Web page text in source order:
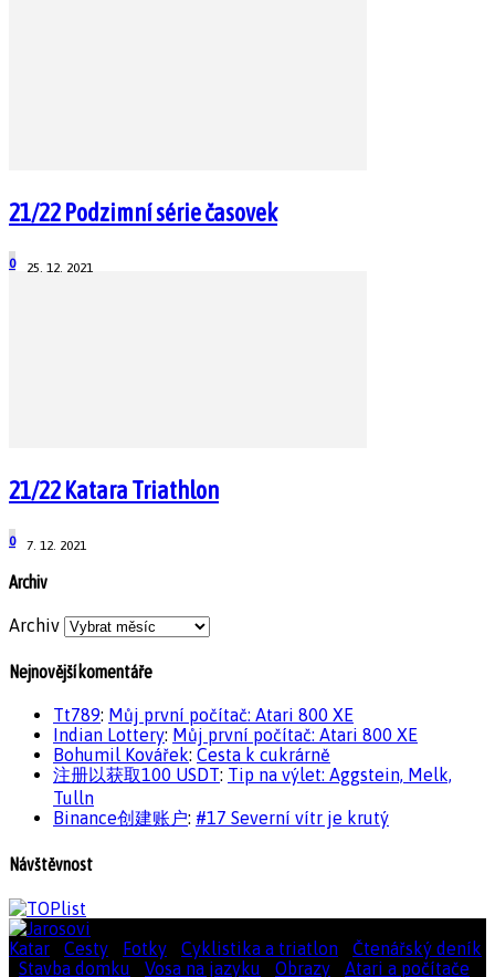
21/22 Podzimní série časovek
25. 12. 2021
0
21/22 Katara Triathlon
7. 12. 2021
0
Archiv
Archiv
Nejnovější komentáře
Tt789: Můj první počítač: Atari 800 XE
Indian Lottery: Můj první počítač: Atari 800 XE
Bohumil Kovářek: Cesta k cukrárně
注册以获取100 USDT: Tip na výlet: Aggstein, Melk,
Tulln
Binance创建账户: #17 Severní vítr je krutý
Návštěvnost
Katar Cesty Fotky Cyklistika a triatlon
Čtenářský deník
Stavba domku Vosa na jazyku Obrazy Atari a počítače